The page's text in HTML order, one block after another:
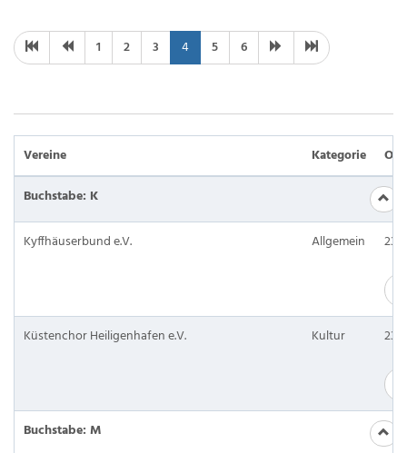
1 2 3 4 5 6
Vereine Kategorie
Ort
Buchstabe: K
Kyffhäuserbund e.V. Allgemein
Küstenchor Heiligenhafen e.V. Kultur
Buchstabe: M